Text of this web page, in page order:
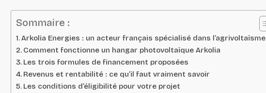
Sommaire :
Arkolia Energies : un acteur français spécialisé dans l’agrivoltaïsme
Comment fonctionne un hangar photovoltaïque Arkolia
Les trois formules de financement proposées
Revenus et rentabilité : ce qu’il faut vraiment savoir
Les conditions d’éligibilité pour votre projet